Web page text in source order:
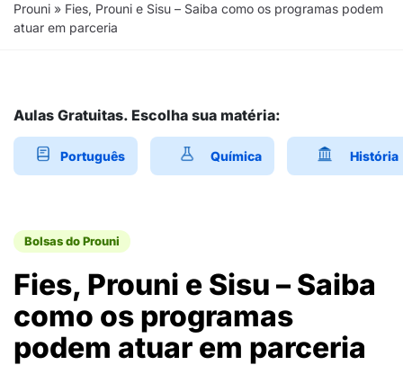
Prouni » Fies, Prouni e Sisu – Saiba como os programas podem
atuar em parceria
Aulas Gratuitas. Escolha sua matéria:
Português Química História
Bolsas do Prouni
Fies, Prouni e Sisu – Saiba
como os programas
podem atuar em parceria